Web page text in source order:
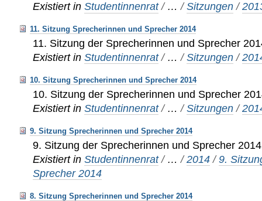
Existiert in Studentinnenrat / …/Sitzungen /
11. Sitzung Sprecherinnen und Sprecher 2014
11. Sitzung der Sprecherinnen und Sprecher
Existiert in Studentinnenrat / …/Sitzungen /
10. Sitzung Sprecherinnen und Sprecher 2014
10. Sitzung der Sprecherinnen und Sprecher
Existiert in Studentinnenrat / …/Sitzungen /
9. Sitzung Sprecherinnen und Sprecher 2014
9. Sitzung der Sprecherinnen und Sprecher 2014
Existiert in Studentinnenrat / …/2014 /9.
Sprecher 2014
8. Sitzung Sprecherinnen und Sprecher 2014